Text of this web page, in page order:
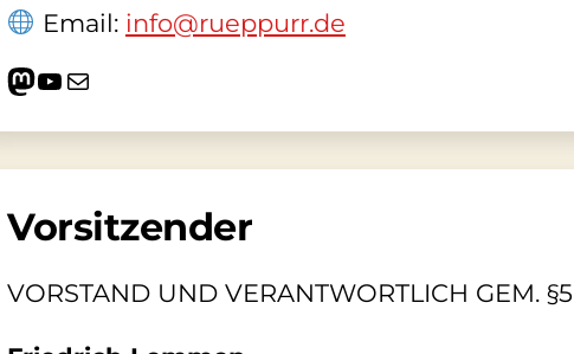
Email: info@rueppurr.de
Mastodon
YouTube
E-Mail
Vorsitzender
VORSTAND UND VERANTWORTLICH GEM.